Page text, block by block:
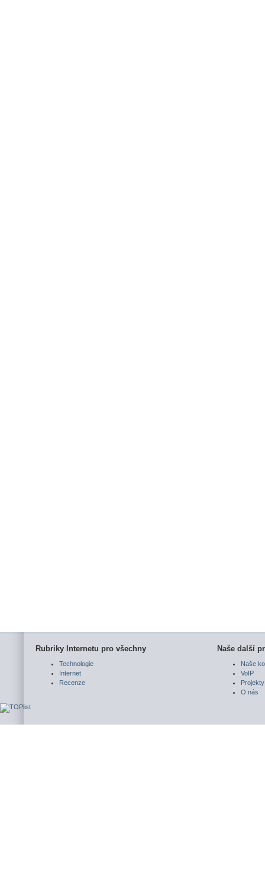
Rubriky Internetu pro všechny
Technologie
Internet
Recenze
Naše další
Naše
VoIP
Projekty
O nás